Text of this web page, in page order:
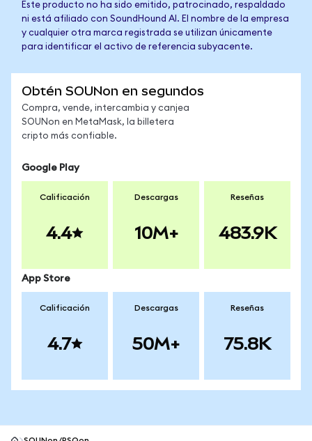
Este producto no ha sido emitido, patrocinado, respaldado
ni está afiliado con SoundHound AI. El nombre de la empresa
y cualquier otra marca registrada se utilizan únicamente
para identificar el activo de referencia subyacente.
Obtén SOUNon en segundos
Compra, vende, intercambia y canjea
SOUNon en MetaMask, la billetera
cripto más confiable.
Google Play
Calificación
4.4
Descargas
10M+
Reseñas
483.9K
App Store
Calificación
4.7
Descargas
50M+
Reseñas
75.8K